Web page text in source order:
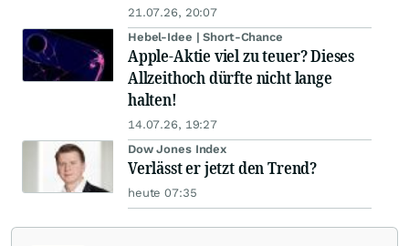
21.07.26, 20:07
Hebel-Idee | Short-Chance
Apple-Aktie viel zu teuer? Dieses
Allzeithoch dürfte nicht lange
halten!
14.07.26, 19:27
Dow Jones Index
Verlässt er jetzt den Trend?
heute 07:35